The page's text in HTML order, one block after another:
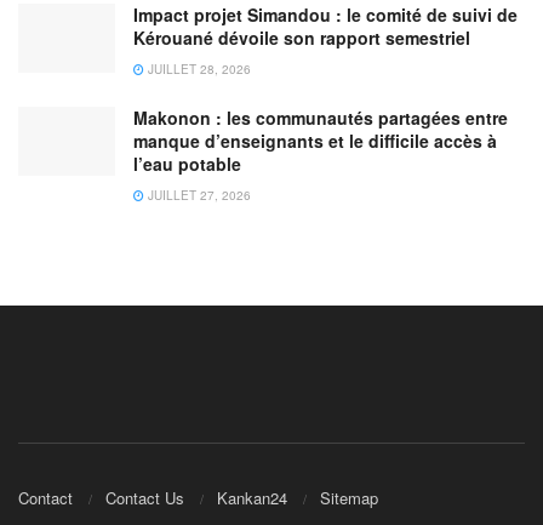
Impact projet Simandou : le comité de suivi de
Kérouané dévoile son rapport semestriel
JUILLET 28, 2026
Makonon : les communautés partagées entre
manque d’enseignants et le difficile accès à
l’eau potable
JUILLET 27, 2026
Contact Contact Us Kankan24 Sitemap